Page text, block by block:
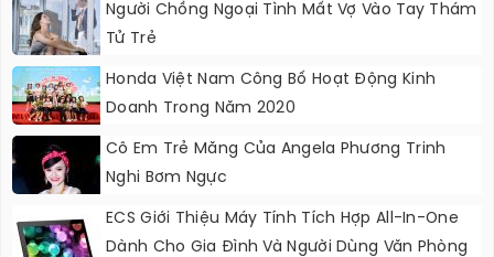
Người Chồng Ngoại Tình Mất Vợ Vào Tay Thám
Tử Trẻ
Honda Việt Nam Công Bố Hoạt Động Kinh
Doanh Trong Năm 2020
Cô Em Trẻ Măng Của Angela Phương Trinh
Nghi Bơm Ngực
ECS Giới Thiệu Máy Tính Tích Hợp All-In-One
Dành Cho Gia Đình Và Người Dùng Văn Phòng